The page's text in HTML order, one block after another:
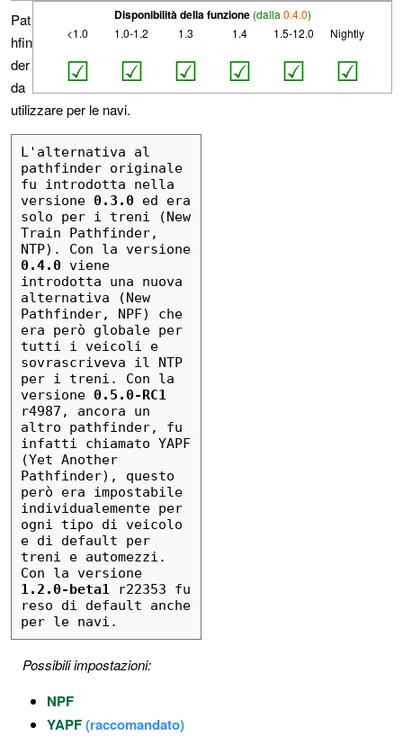
Disponibilità della funzione (dalla 0.4.0)
<1.0
☑
1.0-1.2
☑
1.3
☑
1.4
☑
1.5-12.0
☑
Nightly
☑
Pat
hfin
der
da
utilizzare per le navi.
L'alternativa al
pathfinder originale
fu introdotta nella
versione 0.3.0 ed era
solo per i treni (New
Train Pathfinder,
0.4.0 viene
introdotta una nuova
alternativa (New
Pathfinder, NPF) che
era però globale per
tutti i veicoli e
sovrascriveva il NTP
per i treni. Con la
versione 0.5.0-RC1
r4987, ancora un
altro pathfinder, fu
infatti chiamato YAPF
(Yet Another
Pathfinder), questo
però era impostabile
individualemente per
ogni tipo di veicolo
e di default per
treni e automezzi.
1.2.0-beta1 r22353 fu
reso di default anche
per le navi.
Possibili impostazioni:
NPF
YAPF(raccomandato)